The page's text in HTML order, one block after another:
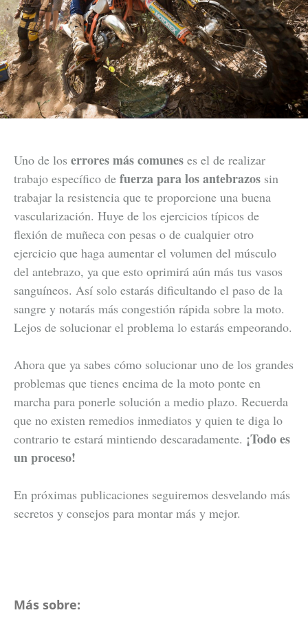
Uno de los errores más comunes es el de realizar
trabajo específico de fuerza para los antebrazos sin
trabajar la resistencia que te proporcione una buena
vascularización. Huye de los ejercicios típicos de
flexión de muñeca con pesas o de cualquier otro
ejercicio que haga aumentar el volumen del músculo
del antebrazo, ya que esto oprimirá aún más tus vasos
sanguíneos. Así solo estarás dificultando el paso de la
sangre y notarás más congestión rápida sobre la moto.
Lejos de solucionar el problema lo estarás empeorando.
Ahora que ya sabes cómo solucionar uno de los grandes
problemas que tienes encima de la moto ponte en
marcha para ponerle solución a medio plazo. Recuerda
que no existen remedios inmediatos y quien te diga lo
contrario te estará mintiendo descaradamente. ¡Todo es
un proceso!
En próximas publicaciones seguiremos desvelando más
secretos y consejos para montar más y mejor.
Más sobre: